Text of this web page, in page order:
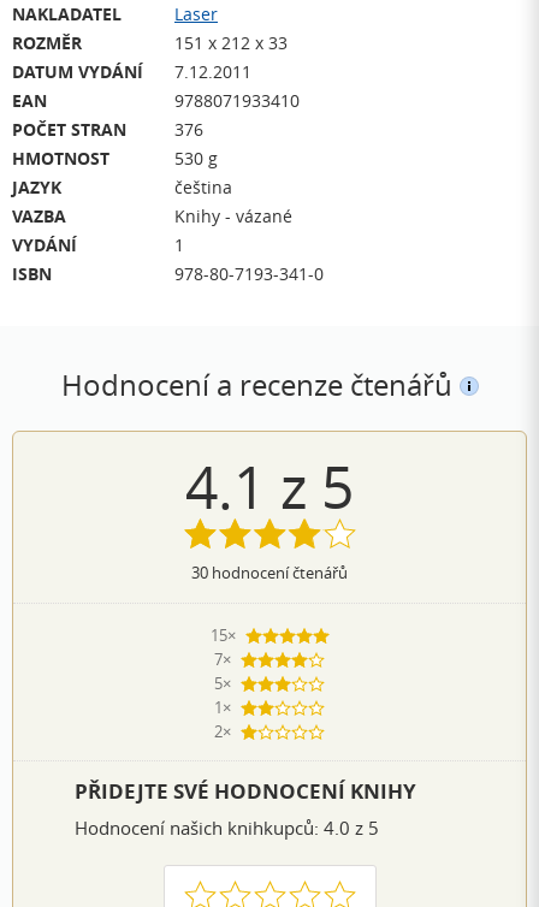
NAKLADATEL
Laser
ROZMĚR
151 x 212 x 33
DATUM VYDÁNÍ
7.12.2011
EAN
9788071933410
POČET STRAN
376
HMOTNOST
530 g
JAZYK
čeština
VAZBA
Knihy - vázané
VYDÁNÍ
1
ISBN
978-80-7193-341-0
Hodnocení a recenze čtenářů
4.1 z 5
30 hodnocení čtenářů
15×
5 hvězdiček
7×
4 hvězdičky
5×
3 hvězdičky
1×
2 hvězdičky
2×
1 hvezdička
PŘIDEJTE SVÉ HODNOCENÍ KNIHY
Hodnocení našich knihkupců: 4.0 z 5
1 2 3 4 5